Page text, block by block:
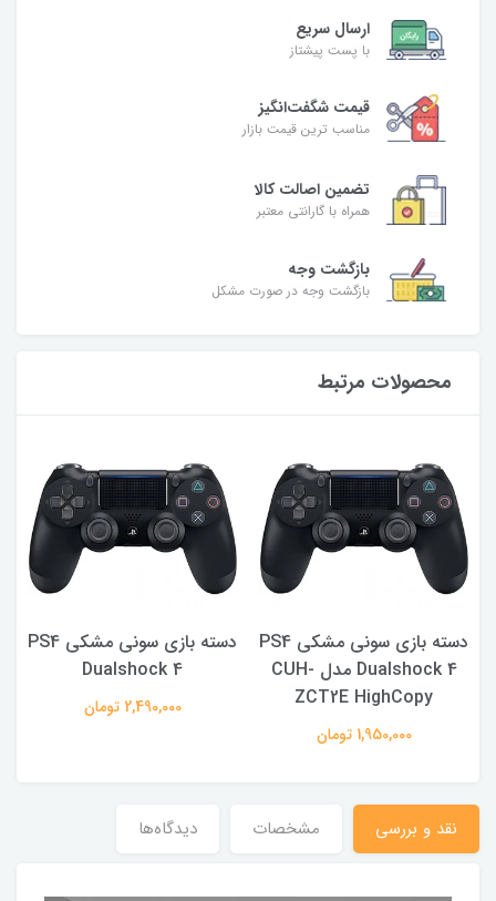
ارسال سریع
با پست پیشتاز
قیمت شگفت‌انگیز
مناسب ترین قیمت بازار
تضمین اصالت کالا
همراه با گارانتی معتبر
بازگشت وجه
بازگشت وجه در صورت مشکل
محصولات مرتبط
دسته بازی سونی مشکی PS4
Dualshock 4 مدل CUH-
ZCT2E HighCopy
1,950,000 تومان
دسته بازی سونی مشکی PS4
Dualshock 4
2,490,000 تومان
نقد و بررسی مشخصات دیدگاه‌ها